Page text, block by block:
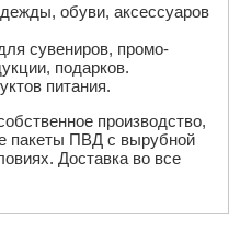
обуви, аксессуаров
сувениров, промо-
подарков.
питания.
производство,
пакеты ПВД с вырубной
Доставка во все